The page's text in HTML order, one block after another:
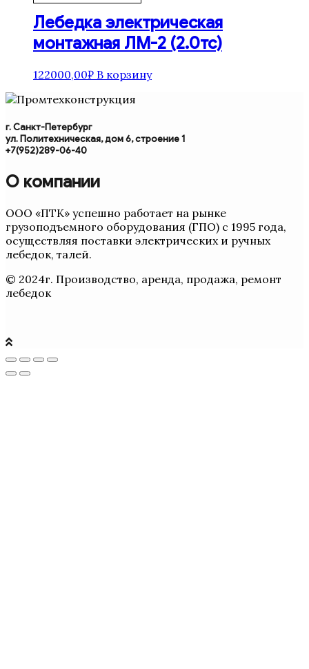
Лебедка электрическая
монтажная ЛМ-2 (2.0тс)
122000,00₽ В корзину
г. Санкт-Петербург
ул. Политехническая, дом 6, строение 1
+7(952)289-06-40
О компании
ООО «ПТК» успешно работает на рынке
грузоподъемного оборудования (ГПО) с 1995 года,
осуществляя поставки электрических и ручных
лебедок, талей.
© 2024г. Производство, аренда, продажа, ремонт
лебедок